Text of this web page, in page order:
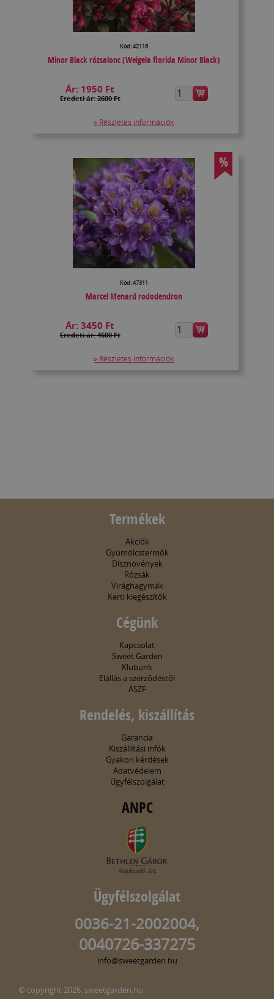
Kód: 42116
Minor Black rózsalonc (Weigela florida Minor Black)
Ár: 1950 Ft
Eredeti ár: 2600 Ft
» Részletes információk
%
Kód: 47311
Marcel Menard rododendron
Ár:3450 Ft
Eredeti ár: 4600 Ft
» Részletes információk
Termékek
Akciók
Gyümölcstermők
Dísznövények
Rózsák
Virághagymák
Kerti kiegészítők
Cégünk
Kapcsolat
Sweet Garden
Klubunk
Elállás a szerződéstől
ÁSZF
Rendelés, kiszállítás
Garancia
Kiszállítási infók
Gyakori kérdések
Adatvédelem
Ügyfélszolgálat
ANPC
Ügyfélszolgálat
0036-21-2002004,
0040726-337275
info@sweetgarden.hu
© copyright 2026. sweetgarden.hu